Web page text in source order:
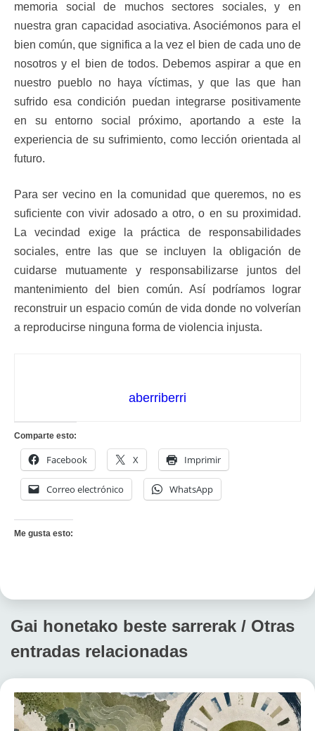
memoria social de muchos sectores sociales, y en
nuestra gran capacidad asociativa. Asociémonos para el
bien común, que significa a la vez el bien de cada uno de
nosotros y el bien de todos. Debemos aspirar a que en
nuestro pueblo no haya víctimas, y que las que han
sufrido esa condición puedan integrarse positivamente
en su entorno social próximo, aportando a este la
experiencia de su sufrimiento, como lección orientada al
futuro.
Para ser vecino en la comunidad que queremos, no es
suficiente con vivir adosado a otro, o en su proximidad.
La vecindad exige la práctica de responsabilidades
sociales, entre las que se incluyen la obligación de
cuidarse mutuamente y responsabilizarse juntos del
mantenimiento del bien común. Así podríamos lograr
reconstruir un espacio común de vida donde no volverían
a reproducirse ninguna forma de violencia injusta.
aberriberri
Comparte esto:
Facebook X Imprimir
Correo electrónico WhatsApp
Me gusta esto:
Gai honetako beste sarrerak / Otras
entradas relacionadas